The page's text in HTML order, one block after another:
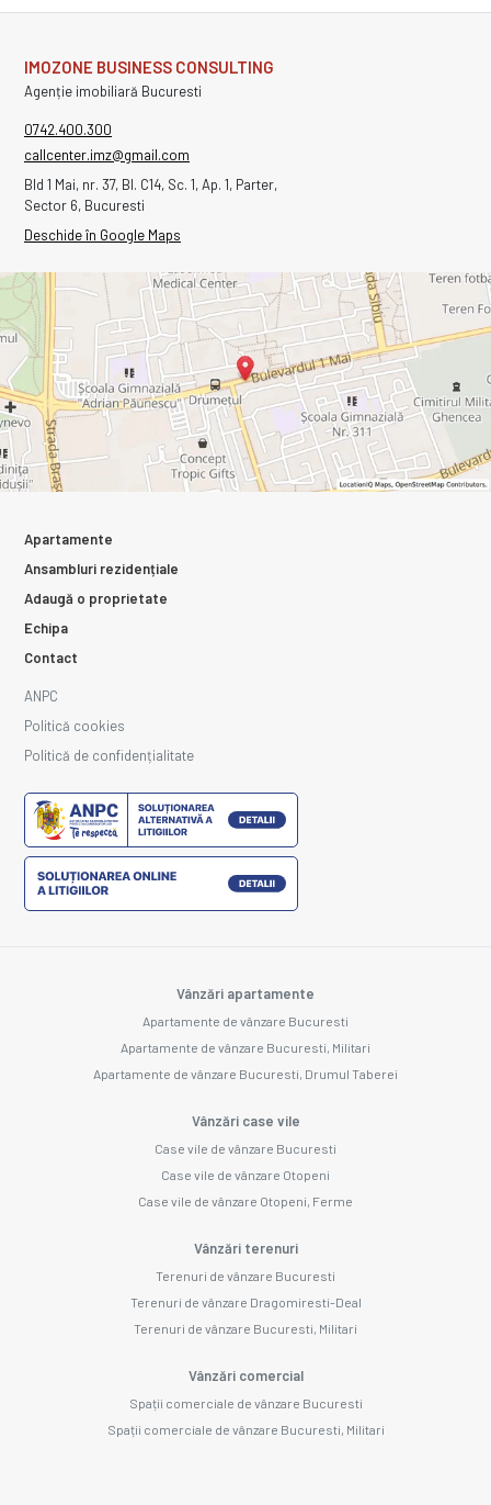
IMOZONE BUSINESS CONSULTING
Agenție imobiliară Bucuresti
0742.400.300
callcenter.imz@gmail.com
Bld 1 Mai, nr. 37, Bl. C14, Sc. 1, Ap. 1, Parter,
Sector 6, Bucuresti
Deschide în Google Maps
Apartamente
Ansambluri rezidențiale
Adaugă o proprietate
Echipa
Contact
ANPC
Politică cookies
Politică de confidențialitate
Vânzări apartamente
Apartamente de vânzare Bucuresti
Apartamente de vânzare Bucuresti, Militari
Apartamente de vânzare Bucuresti, Drumul Taberei
Vânzări case vile
Case vile de vânzare Bucuresti
Case vile de vânzare Otopeni
Case vile de vânzare Otopeni, Ferme
Vânzări terenuri
Terenuri de vânzare Bucuresti
Terenuri de vânzare Dragomiresti-Deal
Terenuri de vânzare Bucuresti, Militari
Vânzări comercial
Spații comerciale de vânzare Bucuresti
Spații comerciale de vânzare Bucuresti, Militari